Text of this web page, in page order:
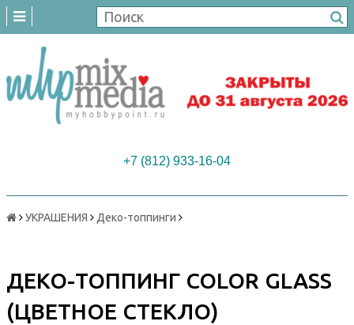
+7 (812) 933-16-04
УКРАШЕНИЯ Деко-топпинги
ДЕКО-ТОППИНГ COLOR GLASS
(ЦВЕТНОЕ СТЕКЛО)